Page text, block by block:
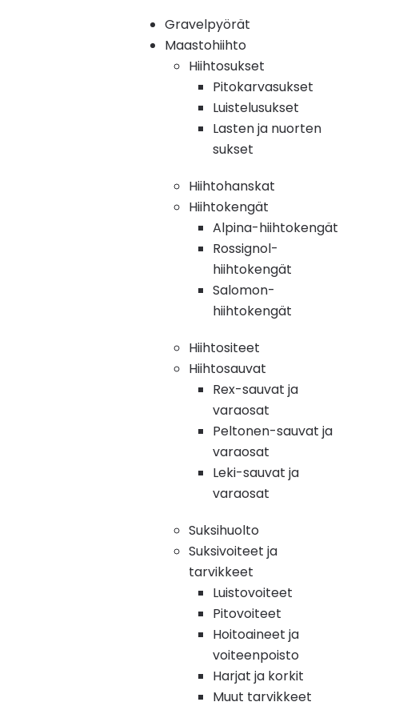
Gravelpyörät
Maastohiihto
Hiihtosukset
Pitokarvasukset
Luistelusukset
Lasten ja nuorten
sukset
Hiihtohanskat
Hiihtokengät
Alpina-hiihtokengät
Rossignol-
hiihtokengät
Salomon-
hiihtokengät
Hiihtositeet
Hiihtosauvat
Rex-sauvat ja
varaosat
Peltonen-sauvat ja
varaosat
Leki-sauvat ja
varaosat
Suksihuolto
Suksivoiteet ja
tarvikkeet
Luistovoiteet
Pitovoiteet
Hoitoaineet ja
voiteenpoisto
Harjat ja korkit
Muut tarvikkeet